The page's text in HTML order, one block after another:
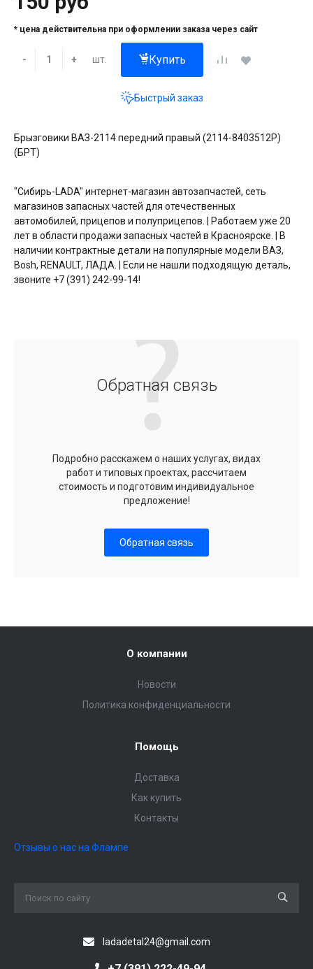
* цена действительна при оформлении заказа через сайт
- + шт. Купить
Быстрый заказ
Брызговики ВАЗ-2114 передний правый (2114-8403512Р)
(БРТ)
"Сибирь-LADA" интернет-магазин автозапчастей, сеть
магазинов запасных частей для отечественных
автомобилей, прицепов и полуприцепов. | Работаем уже 20
лет в области продажи запасных частей в Красноярске. | В
наличии контрактные детали на популярные модели ВАЗ,
Bosh, RENAULT, ЛАДА. | Если не нашли подходящую деталь,
звоните +7 (391) 242-99-14!
Обратная связь
Подробно расскажем о наших услугах, видах
работ и типовых проектах, рассчитаем
стоимость и подготовим индивидуальное
предложение!
Обратная связь
О компании
Новости
Политика конфиденциальности
Помощь
Доставка
Как купить
Контакты
Отзывы о нас на Флампе
ladadetal24@gmail.com